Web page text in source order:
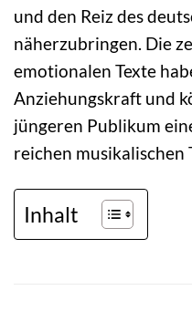
und den Reiz des
näherzubringen. Die
emotionalen Texte
Anziehungskraft und
jüngeren Publikum
reichen musikalischen
Inhalt